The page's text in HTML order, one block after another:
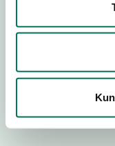
Kopier link til at